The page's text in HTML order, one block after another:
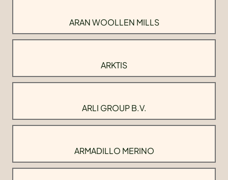
ARAN WOOLLEN MILLS
ARKTIS
ARLI GROUP B.V.
ARMADILLO MERINO